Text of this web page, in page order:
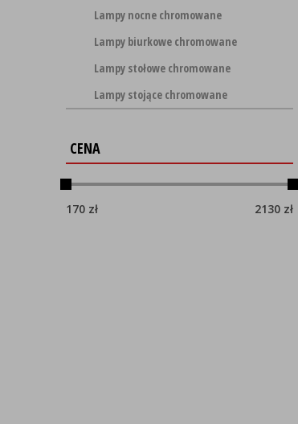
Lampy nocne chromowane
Lampy biurkowe chromowane
Lampy stołowe chromowane
Lampy stojące chromowane
CENA
170 zł 2130 zł